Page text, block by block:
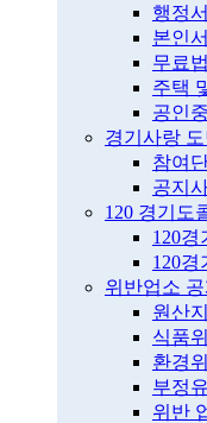
행정
본인
무료
주택
공인
경기사랑
참여
공지
120 경기도
120경
120경
위반업소 공
원산
식품
환경
부정
위반